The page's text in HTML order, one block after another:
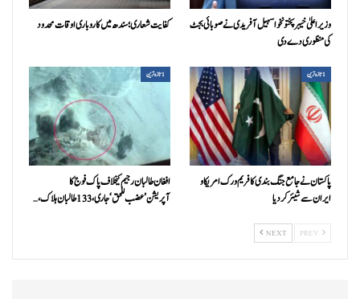
وزیراعلیٰ خیبرپختونخوا سہیل آفریدی نے صوبائی بجٹ
کی منظوری دے دی
کفایت شعاری؛ سندھ میں کاروباری اوقات محدود
1تازہ ترین
پاکستان نے جامع جنگ بندی کا فریم ورک امریکا و
ایران سے شیئر کر دیا
1تازہ ترین
افغان طالبان رجیم کیخلاف پاک فوج کا
آپریشن’عضب للحق‘ جاری، 133 طالبان ہلاک،…
NEXT